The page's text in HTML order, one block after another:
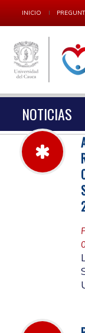
INICIO
NOTICIAS